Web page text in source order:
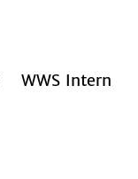
WWS Intern